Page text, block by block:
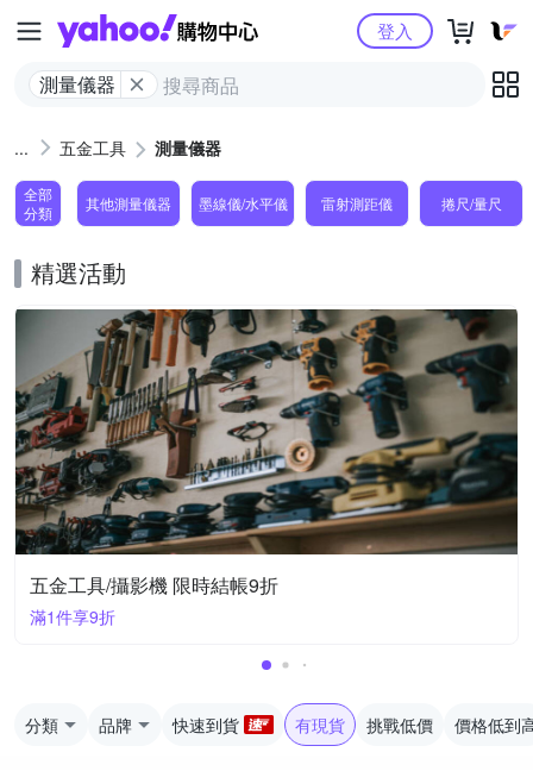
Yahoo購物中心
測量儀器
登入
五金工具 測量儀器
全部
分類
其他測量儀器 墨線儀/水平儀 雷射測距儀 捲尺/量尺
精選活動
五金工具/攝影機 限時結帳9折
滿1件享9折
分類 品牌 快速到貨 有現貨 挑戰低價 價格低到